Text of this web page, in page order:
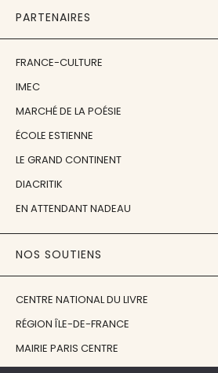
PARTENAIRES
FRANCE-CULTURE
IMEC
MARCHÉ DE LA POÉSIE
ÉCOLE ESTIENNE
LE GRAND CONTINENT
DIACRITIK
EN ATTENDANT NADEAU
NOS SOUTIENS
CENTRE NATIONAL DU LIVRE
RÉGION ÎLE-DE-FRANCE
MAIRIE PARIS CENTRE